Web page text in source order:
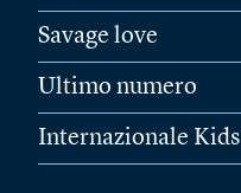
Savage love
Ultimo numero
Internazionale Kids